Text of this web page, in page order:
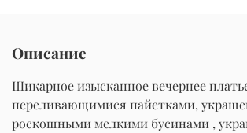
Описание
Шикарное изысканное вечернее
переливающимися пайетками,
роскошными мелкими бусинами ,